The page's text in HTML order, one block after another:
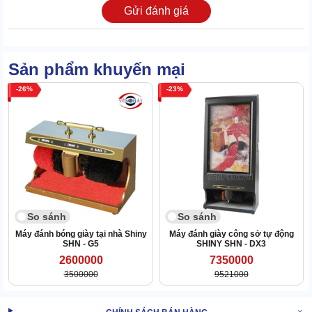
2.3 Combo 4 chổi - Hô biến giày sạch & bóng như mới
& motor 120W. Trong đó, 1 nửa cho đánh bụi, còn lại để đánh
bóng, thích hợp với đa dạng mẫu giày cả về chất liệu & màu sắc.
Gửi đánh giá
Sản phẩm khuyến mại
26
So sánh
Máy đánh bóng giày tại nhà Shiny
SHN - G5
2600000
3500000
23
So sánh
Máy đánh giày công sở tự động
SHINY SHN - DX3
7350000
9521000